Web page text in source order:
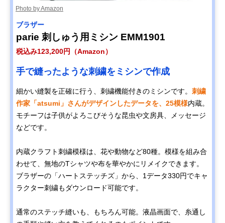
Photo by Amazon
ブラザー
parie 刺しゅう用ミシン EMM1901
税込み123,200円（Amazon）
手で縫ったような刺繍をミシンで作成
細かい縫製を正確に行う、刺繍機能付きのミシンです。 刺繍
作家「atsumi」さんがデザインしたデータを、25模様内蔵。
モチーフは子供がよろこびそうな昆虫や文房具、メッセージ
などです。
内蔵クラフト刺繍模様は、花や動物など80種。模様を組み合
わせて、無地のTシャツや布を華やかにリメイクできます。
ブラザーの「ハートステッチズ」から、1データ330円でキャ
ラクター刺繍もダウンロード可能です。
通常のステッチ縫いも、もちろん可能。液晶画面で、糸通し